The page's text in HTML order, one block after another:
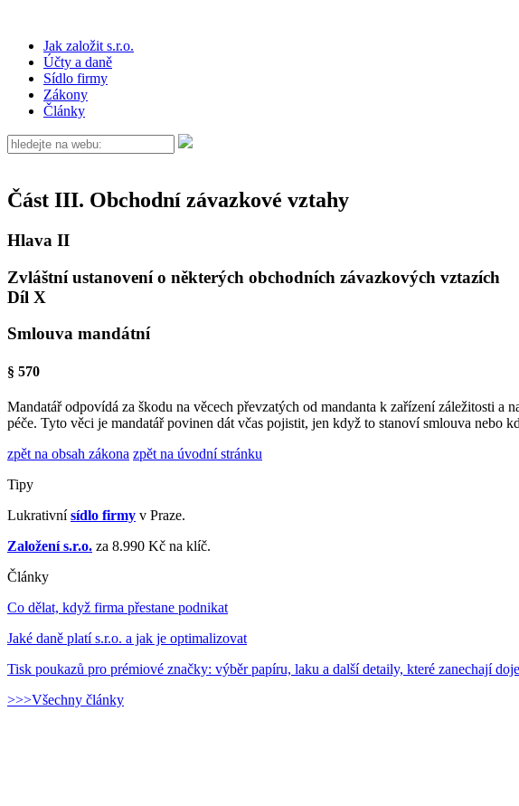
Jak založit s.r.o.
Účty a daně
Sídlo firmy
Zákony
Články
Část III. Obchodní závazkové vztahy
Hlava II
Zvláštní ustanovení o některých obchodních závazkových vztazích
Díl X
Smlouva mandátní
§ 570
Mandatář odpovídá za škodu na věcech převzatých od mandanta k zařízení záležitosti
péče. Tyto věci je mandatář povinen dát včas pojistit, jen když to stanoví smlouva nebo
zpět na obsah zákona zpět na úvodní stránku
Tipy
Lukrativnísídlo firmy v Praze.
Založení s.r.o. za 8.990 Kč na klíč.
Články
Co dělat, když firma přestane podnikat
Jaké daně platí s.r.o. a jak je optimalizovat
Tisk poukazů pro prémiové značky: výběr papíru, laku a další detaily, které zanechají
>>>Všechny články